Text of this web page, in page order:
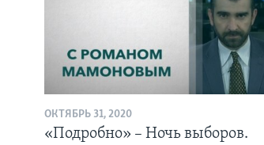
ОКТЯБРЬ 31, 2020
«Подробно» – Ночь выборов.